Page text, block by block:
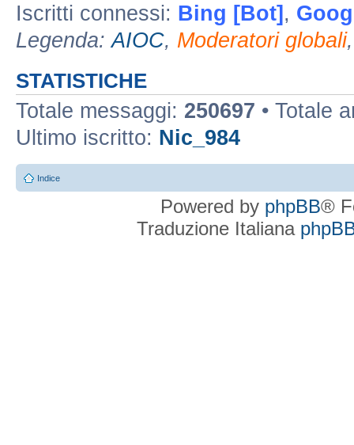
Iscritti connessi: Bing [Bot] ,
Legenda:AIOC, Moderatori globali
STATISTICHE
Totale messaggi: 250697 • Totale
Ultimo iscritto: Nic_984
Indice
Powered by phpBB®
Traduzione Italiana